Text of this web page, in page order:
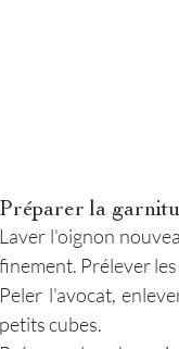
Préparer la
Laver l'oignon
finement. Prélever
Peler l'avocat,
petits cubes.